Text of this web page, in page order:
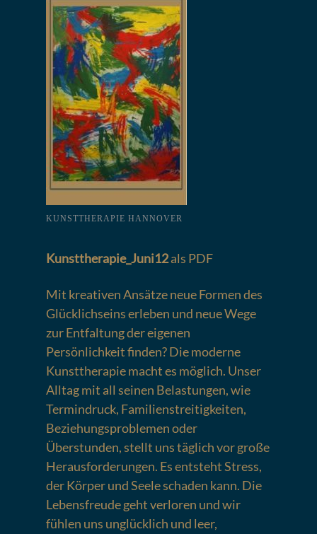
KUNSTTHERAPIE HANNOVER
Kunsttherapie_Juni12als PDF
Mit kreativen Ansätze neue Formen des
Glücklichseins erleben und neue Wege
zur Entfaltung der eigenen
Persönlichkeit finden? Die moderne
Kunsttherapie macht es möglich. Unser
Alltag mit all seinen Belastungen, wie
Termindruck, Familienstreitigkeiten,
Beziehungsproblemen oder
Überstunden, stellt uns täglich vor große
Herausforderungen. Es entsteht Stress,
der Körper und Seele schaden kann. Die
Lebensfreude geht verloren und wir
fühlen uns unglücklich und leer,